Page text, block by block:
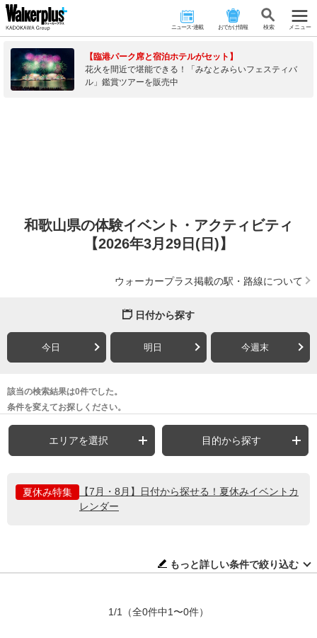
ニュース･連載 おでかけ情報 検 索 メニュー
【臨港パーク席と宿泊ホテルがセット】
花火を間近で堪能できる！「みなとみらいフェスティバ
ル」鑑賞ツアーを販売中
和歌山県の体験イベント・アクティビティ
【2026年3月29日(日)】
ウォーカープラス掲載の駅・路線について
日付から探す
今日 明日 今週末
該当の検索結果は0件でした。
条件を変えてお探しください。
エリアを選択 目的から探す
夏休み特集
【7月・8月】日付から探せる！夏休みイベントカ
レンダー
もっと詳しい条件で絞り込む
1/1 （全0件中1〜0件）